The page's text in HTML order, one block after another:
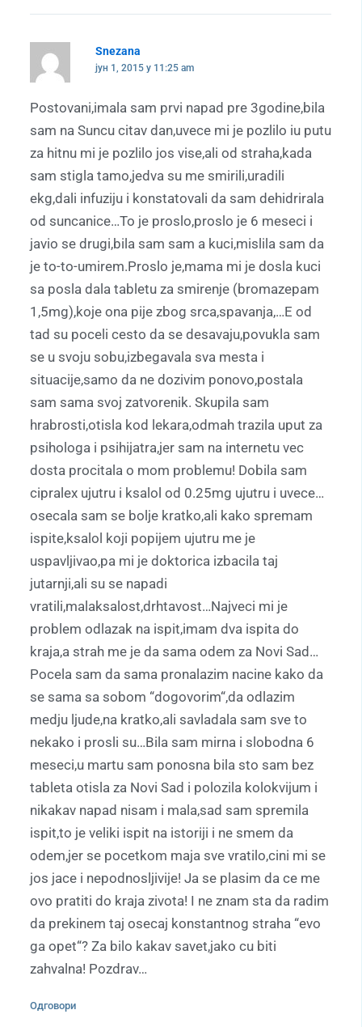
Snezana
јун 1, 2015 у 11:25 am
Postovani,imala sam prvi napad pre 3godine,bila
sam na Suncu citav dan,uvece mi je pozlilo iu putu
za hitnu mi je pozlilo jos vise,ali od straha,kada
sam stigla tamo,jedva su me smirili,uradili
ekg,dali infuziju i konstatovali da sam dehidrirala
od suncanice…To je proslo,proslo je 6 meseci i
javio se drugi,bila sam sam a kuci,mislila sam da
je to-to-umirem.Proslo je,mama mi je dosla kuci
sa posla dala tabletu za smirenje (bromazepam
1,5mg),koje ona pije zbog srca,spavanja,…E od
tad su poceli cesto da se desavaju,povukla sam
se u svoju sobu,izbegavala sva mesta i
situacije,samo da ne dozivim ponovo,postala
sam sama svoj zatvorenik. Skupila sam
hrabrosti,otisla kod lekara,odmah trazila uput za
psihologa i psihijatra,jer sam na internetu vec
dosta procitala o mom problemu! Dobila sam
cipralex ujutru i ksalol od 0.25mg ujutru i uvece…
osecala sam se bolje kratko,ali kako spremam
ispite,ksalol koji popijem ujutru me je
uspavljivao,pa mi je doktorica izbacila taj
jutarnji,ali su se napadi
vratili,malaksalost,drhtavost…Najveci mi je
problem odlazak na ispit,imam dva ispita do
kraja,a strah me je da sama odem za Novi Sad…
Pocela sam da sama pronalazim nacine kako da
se sama sa sobom “dogovorim“,da odlazim
medju ljude,na kratko,ali savladala sam sve to
nekako i prosli su…Bila sam mirna i slobodna 6
meseci,u martu sam ponosna bila sto sam bez
tableta otisla za Novi Sad i polozila kolokvijum i
nikakav napad nisam i mala,sad sam spremila
ispit,to je veliki ispit na istoriji i ne smem da
odem,jer se pocetkom maja sve vratilo,cini mi se
jos jace i nepodnosljivije! Ja se plasim da ce me
ovo pratiti do kraja zivota! I ne znam sta da radim
da prekinem taj osecaj konstantnog straha “evo
ga opet“? Za bilo kakav savet,jako cu biti
zahvalna! Pozdrav…
Одговори